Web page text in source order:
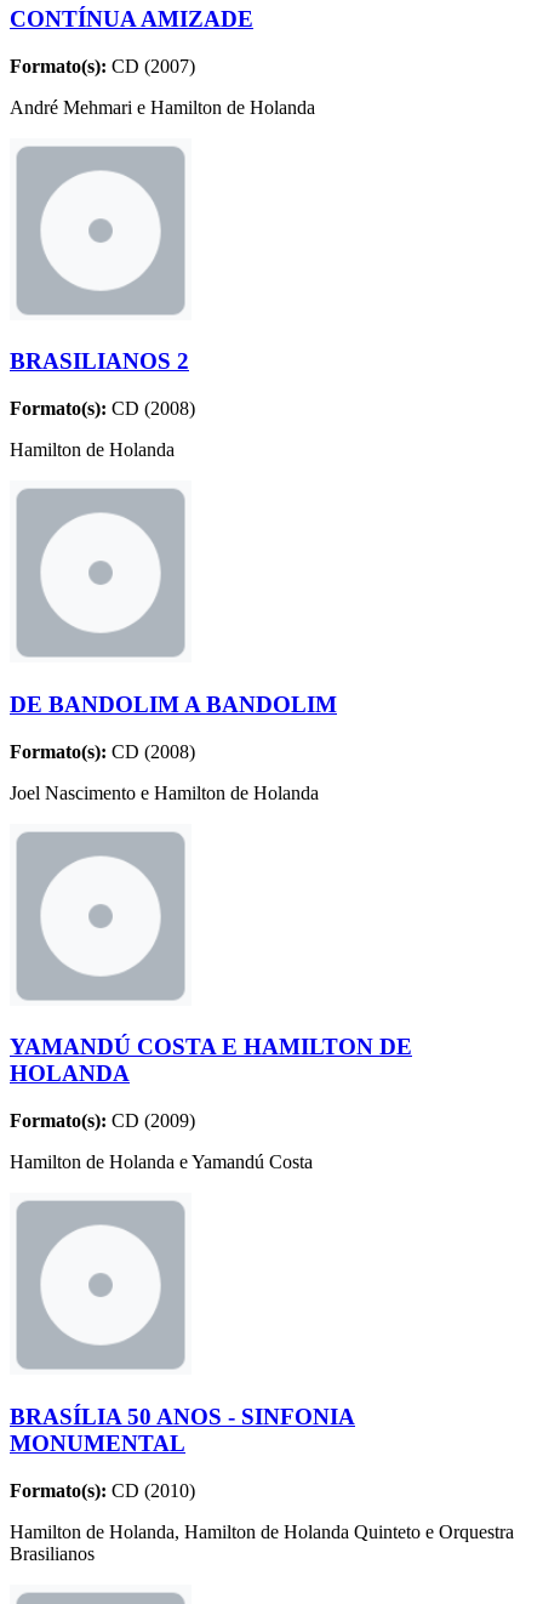
CONTÍNUA AMIZADE
Formato(s): CD (2007)
André Mehmari e Hamilton de Holanda
BRASILIANOS 2
Formato(s): CD (2008)
Hamilton de Holanda
DE BANDOLIM A BANDOLIM
Formato(s): CD (2008)
Joel Nascimento e Hamilton de Holanda
YAMANDÚ COSTA E HAMILTON DE
HOLANDA
Formato(s): CD (2009)
Hamilton de Holanda e Yamandú Costa
BRASÍLIA 50 ANOS - SINFONIA
MONUMENTAL
Formato(s): CD (2010)
Hamilton de Holanda, Hamilton de Holanda Quinteto e Orquestra
Brasilianos